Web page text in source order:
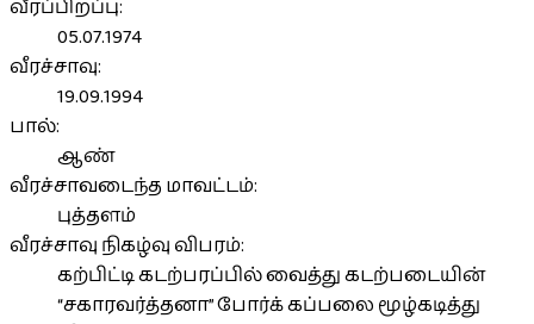
வீரப்பிறப்பு:
05.07.1974
வீரச்சாவு:
19.09.1994
பால்:
ஆண்
வீரச்சாவடைந்த மாவட்டம்:
புத்தளம்
வீரச்சாவு நிகழ்வு விபரம்:
கற்பிட்டி கடற்பரப்பில் வைத்து கடற்படையின்
“சகாரவர்த்தனா” போர்க் கப்பலை மூழ்கடித்து